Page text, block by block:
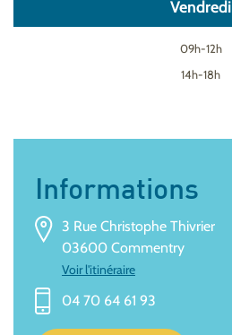
Informations
3 Rue Christophe Thivrier
03600 Commentry
Voir l'itinéraire
04 70 64 61 93
Vendredi
09h-12h
14h-18h